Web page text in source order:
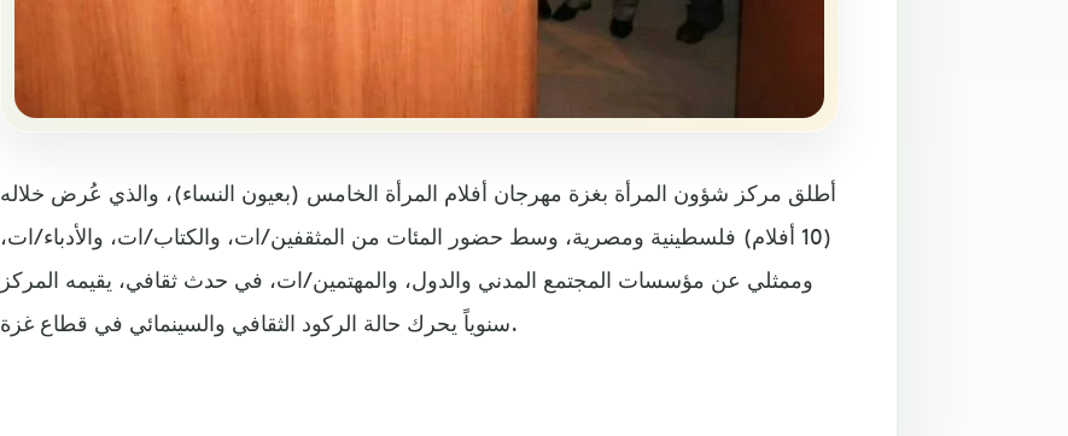
أطلق مركز شؤون المرأة بغزة مهرجان أفلام المرأة الخامس (بعيون النساء)، والذي عُرض خلاله
(10 أفلام) فلسطينية ومصرية، وسط حضور المئات من المثقفين/ات، والكتاب/ات، والأدباء/ات،
وممثلي عن مؤسسات المجتمع المدني والدول، والمهتمين/ات، في حدث ثقافي، يقيمه المركز
سنوياً يحرك حالة الركود الثقافي والسينمائي في قطاع غزة.